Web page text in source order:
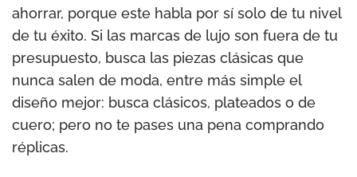
ahorrar, porque este habla por sí solo de tu nivel
de tu éxito. Si las marcas de lujo son fuera de tu
presupuesto, busca las piezas clásicas que
nunca salen de moda, entre más simple el
diseño mejor: busca clásicos, plateados o de
cuero; pero no te pases una pena comprando
réplicas.